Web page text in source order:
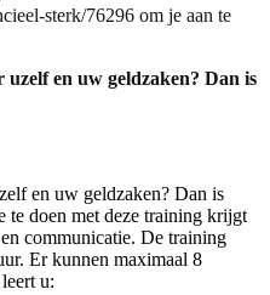
sterk/76296 om je aan te
en uw geldzaken? Dan is
en uw geldzaken? Dan is
te doen met deze training krijgt
communicatie. De training
Er kunnen maximaal 8
u: